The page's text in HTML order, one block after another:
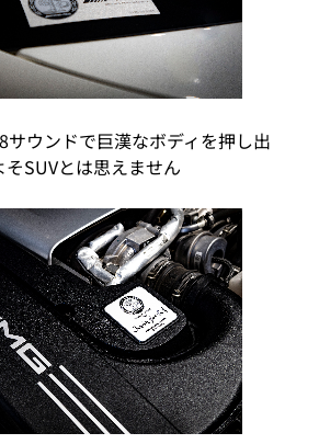
サウンドで巨漢なボディを押し出
SUVとは思えません